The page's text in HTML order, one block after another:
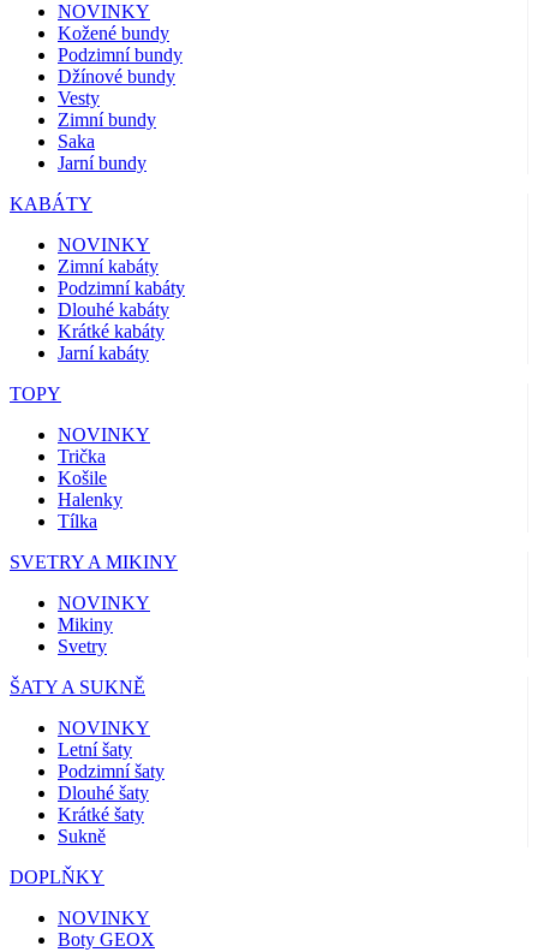
NOVINKY
Kožené bundy
Podzimní bundy
Džínové bundy
Vesty
Zimní bundy
Saka
Jarní bundy
KABÁTY
NOVINKY
Zimní kabáty
Podzimní kabáty
Dlouhé kabáty
Krátké kabáty
Jarní kabáty
TOPY
NOVINKY
Trička
Košile
Halenky
Tílka
SVETRY A MIKINY
NOVINKY
Mikiny
Svetry
ŠATY A SUKNĚ
NOVINKY
Letní šaty
Podzimní šaty
Dlouhé šaty
Krátké šaty
Sukně
DOPLŇKY
NOVINKY
Boty GEOX